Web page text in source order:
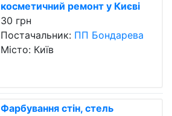
косметичний ремонт у Києві
30 грн
Постачальник: ПП Бондарева
Місто: Київ
Фарбування стін, стель